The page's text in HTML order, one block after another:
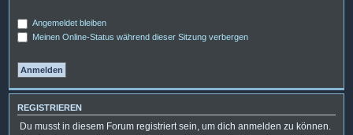
Angemeldet bleiben
Meinen Online-Status während dieser Sitzung verbergen
REGISTRIEREN
Du musst in diesem Forum registriert sein, um dich anmelden zu können.